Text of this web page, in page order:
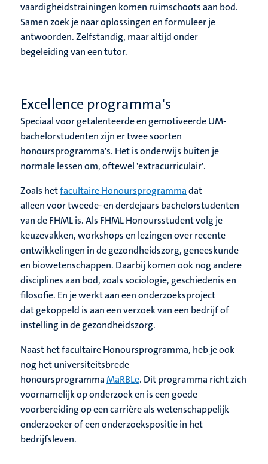
vaardigheidstrainingen komen ruimschoots aan bod.
Samen zoek je naar oplossingen en formuleer je
antwoorden. Zelfstandig, maar altijd onder
begeleiding van een tutor.
Excellence programma's
Speciaal voor getalenteerde en gemotiveerde UM-
bachelorstudenten zijn er twee soorten
honoursprogramma's. Het is onderwijs buiten je
normale lessen om, oftewel 'extracurriculair'.
Zoals hetfacultaire Honoursprogrammadat
alleen voor tweede- en derdejaars bachelorstudenten
van de FHML is. Als FHML Honoursstudent volg je
keuzevakken, workshops en lezingen over recente
ontwikkelingen in de gezondheidszorg, geneeskunde
en biowetenschappen. Daarbij komen ook nog andere
disciplines aan bod, zoals sociologie, geschiedenis en
filosofie. En je werkt aan een onderzoeksproject
dat gekoppeld is aan een verzoek van een bedrijf of
instelling in de gezondheidszorg.
Naast het facultaire Honoursprogramma, heb je ook
nog het universiteitsbrede
honoursprogrammaMaRBLe. Dit programma richt zich
voornamelijk op onderzoek en is een goede
voorbereiding op een carrière als wetenschappelijk
onderzoeker of een onderzoekspositie in het
bedrijfsleven.